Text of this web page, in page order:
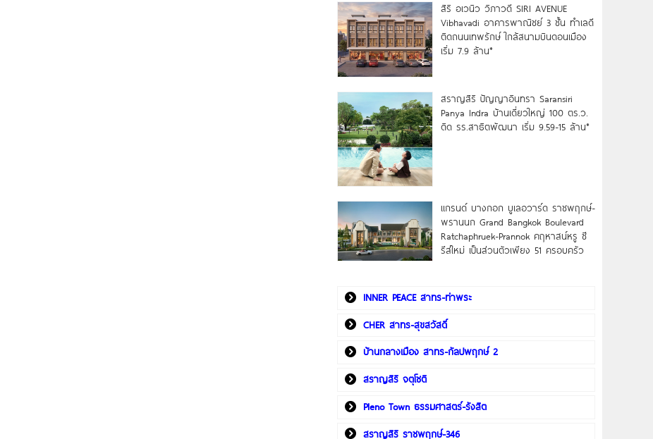
สิริ อเวนิว วิภาวดี SIRI AVENUE
Vibhavadi อาคารพาณิชย์ 3 ชั้น ทำเลดี
ติดถนนเทพรักษ์ ใกล้สนามบินดอนเมือง
เริ่ม 7.9 ล้าน*
สราญสิริ ปัญญาอินทรา Saransiri
Panya Indra บ้านเดี่ยวใหญ่ 100 ตร.ว.
ดิด รร.สาธิตพัฒนา เริ่ม 9.59-15 ล้าน*
แกรนด์ บางกอก บูเลอวาร์ด ราชพฤกษ์-
พรานนก Grand Bangkok Boulevard
Ratchaphruek-Prannok คฤหาสน์หรู ซี
รีส์ใหม่ เป็นส่วนตัวเพียง 51 ครอบครัว
INNER PEACE สาทร-ท่าพระ
CHER สาทร-สุขสวัสดิ์
บ้านกลางเมือง สาทร-กัลปพฤกษ์ 2
สราญสิริ จตุโชติ
Pleno Town ธรรมศาสตร์-รังสิต
สราญสิริ ราชพฤกษ์-346